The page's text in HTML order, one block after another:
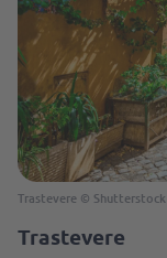
Trastevere © Shutterstock
Trastevere